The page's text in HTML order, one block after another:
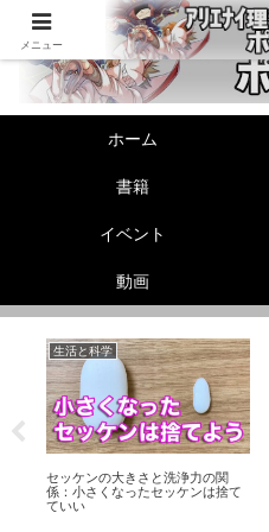
ホーム
書籍
イベント
動画
生活と科学
セッケンの大きさと洗浄力の関
係：小さくなったセッケンは捨て
ていい
メニュー